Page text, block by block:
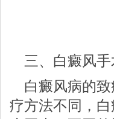
三、白癜风手
白癜风病的致
疗方法不同，